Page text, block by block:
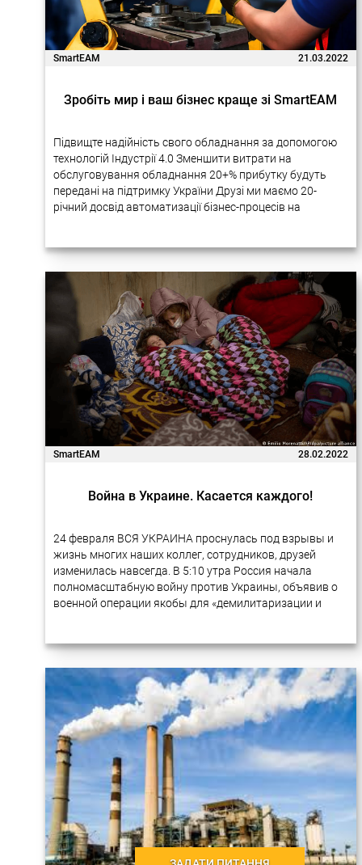
SmartEAM 21.03.2022
Зробіть мир і ваш бізнес краще зі SmartEAM
Підвищте надійність свого обладнання за допомогою
технологій Індустрії 4.0 Зменшити витрати на
обслуговування обладнання 20+% прибутку будуть
передані на підтримку України Друзі ми маємо 20-
річний досвід автоматизації бізнес-процесів на
в Україні….
SmartEAM 28.02.2022
Война в Украине. Касается каждого!
24 февраля ВСЯ УКРАИНА проснулась под взрывы и
жизнь многих наших коллег, сотрудников, друзей
изменилась навсегда. В 5:10 утра Россия начала
полномасштабную войну против Украины, объявив о
военной операции якобы для «демилитаризации и